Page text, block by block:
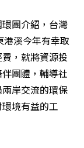
團介紹，台灣
港溪今年有幸取
，就將資源投
團體，輔導社
岸交流的環保
境有益的工